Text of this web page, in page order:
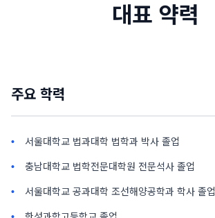
대표 약력
주요 학력
서울대학교 법과대학 법학과 박사 졸업
충남대학교 법학전문대학원 전문석사 졸업
서울대학교 공과대학 조선해양공학과 학사 졸업